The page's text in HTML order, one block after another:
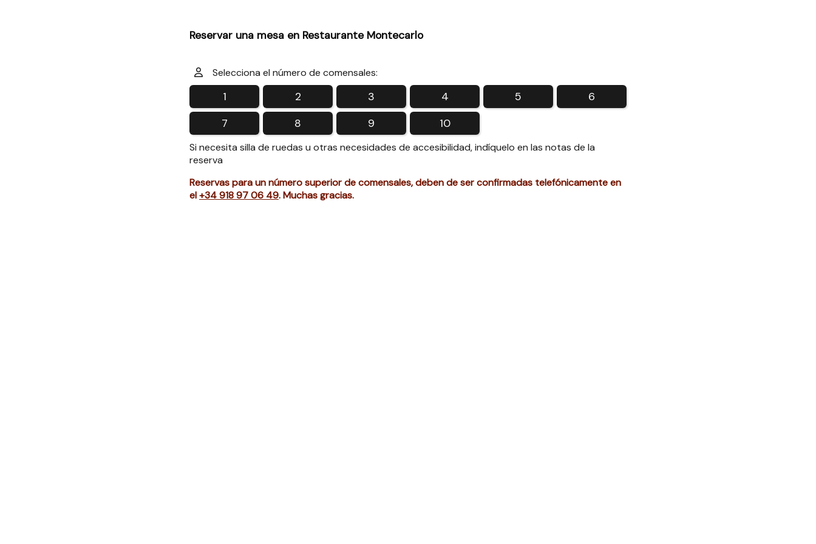
Reservar una mesa en Restaurante Montecarlo
Selecciona el número de comensales:
1 2 3 4 5
6
7
8 9 10
Si necesita silla de ruedas u otras necesidades de accesibilidad, indíquelo en las notas de la
reserva
Reservas para un número superior de comensales, deben de ser confirmadas telefónicamente en
el+34 918 97 06 49. Muchas gracias.